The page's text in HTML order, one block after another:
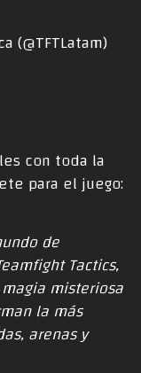
(@TFTLatam)
con toda la
para el juego:
de
Tactics,
misteriosa
la más
arenas y